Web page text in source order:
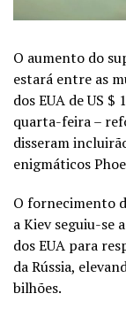
O aumento do
estará entre as
dos EUA de US
quarta-feira –
disseram
enigmáticos
O fornecimento
a Kiev seguiu-se
dos EUA para
da Rússia,
bilhões.